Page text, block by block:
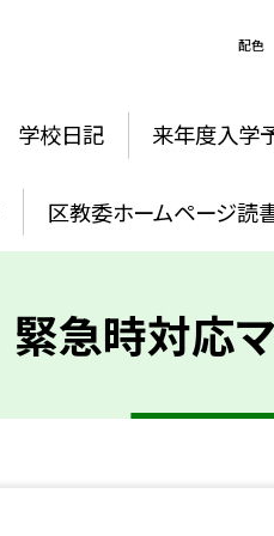
配色
学校日記 来年度入学
区教委ホームページ読
緊急時対応